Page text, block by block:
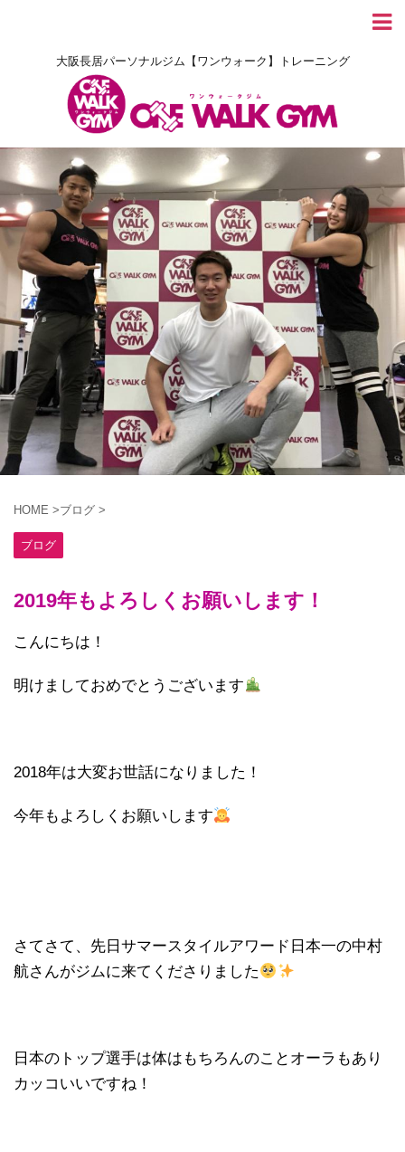
大阪長居パーソナルジム【ワンウォーク】トレーニング
HOME >ブログ >
ブログ
2019年もよろしくお願いします！
こんにちは！
明けましておめでとうございます
2018年は大変お世話になりました！
今年もよろしくお願いします
さてさて、先日サマースタイルアワード日本一の中村
航さんがジムに来てくださりました
日本のトップ選手は体はもちろんのことオーラもあり
カッコいいですね！